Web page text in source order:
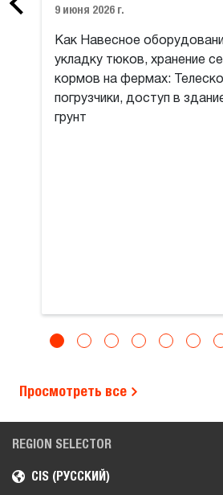
9 июня 2026 г.
Как Навесное
укладку тюков, хранение
кормов на фермах:
погрузчики, доступ в
грунт
Просмотреть все
REGION SELECTOR
CIS (РУССКИЙ)